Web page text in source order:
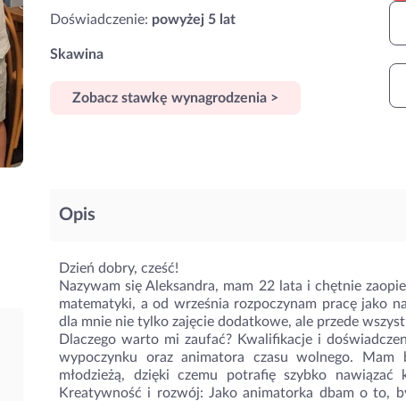
Doświadczenie: powyżej 5 lat
Skawina
Zobacz stawkę wynagrodzenia >
Opis
Dzień dobry, cześć!
Nazywam się Aleksandra, mam 22 lata i chętnie
matematyki, a od września rozpoczynam pracę jako
dla mnie nie tylko zajęcie dodatkowe, ale przede
Dlaczego warto mi zaufać? Kwalifikacje i
wypoczynku oraz animatora czasu wolnego.
młodzieżą, dzięki czemu potrafię szybko
Kreatywność i rozwój: Jako animatorka dbam o to,